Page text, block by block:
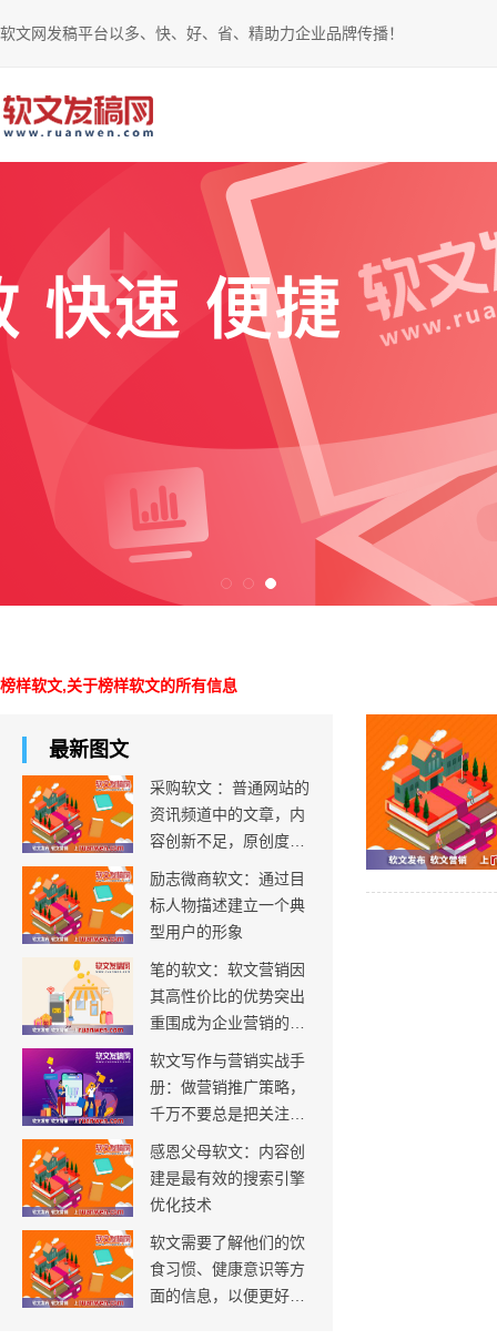
软文网发稿平台以多、快、好、省、精助力企业品牌传播！
榜样软文,关于榜样软文的所有信息
最新图文
采购软文 ：普通网站的
资讯频道中的文章，内
容创新不足，原创度不
足
励志微商软文：通过目
标人物描述建立一个典
型用户的形象
笔的软文：软文营销因
其高性价比的优势突出
重围成为企业营销的必
要选择
软文写作与营销实战手
册：做营销推广策略，
千万不要总是把关注点
放在成本预算上
感恩父母软文：内容创
建是最有效的搜索引擎
优化技术
软文需要了解他们的饮
食习惯、健康意识等方
面的信息，以便更好地